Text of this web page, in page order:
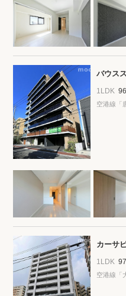
バウス
1LDK
空港線「
カーサ
1LDK
空港線「